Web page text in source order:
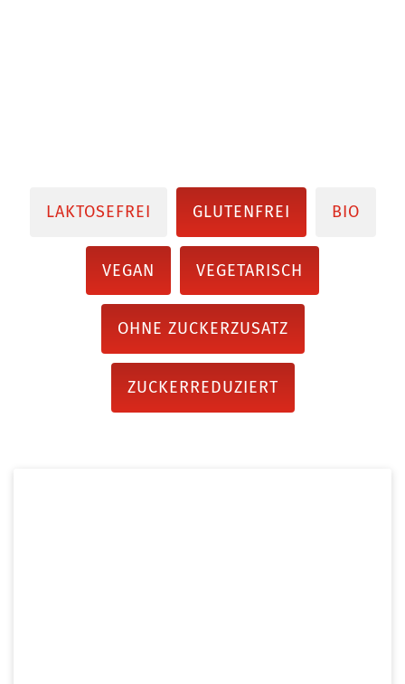
LAKTOSEFREI GLUTENFREI BIO
VEGAN VEGETARISCH
OHNE ZUCKERZUSATZ
ZUCKERREDUZIERT